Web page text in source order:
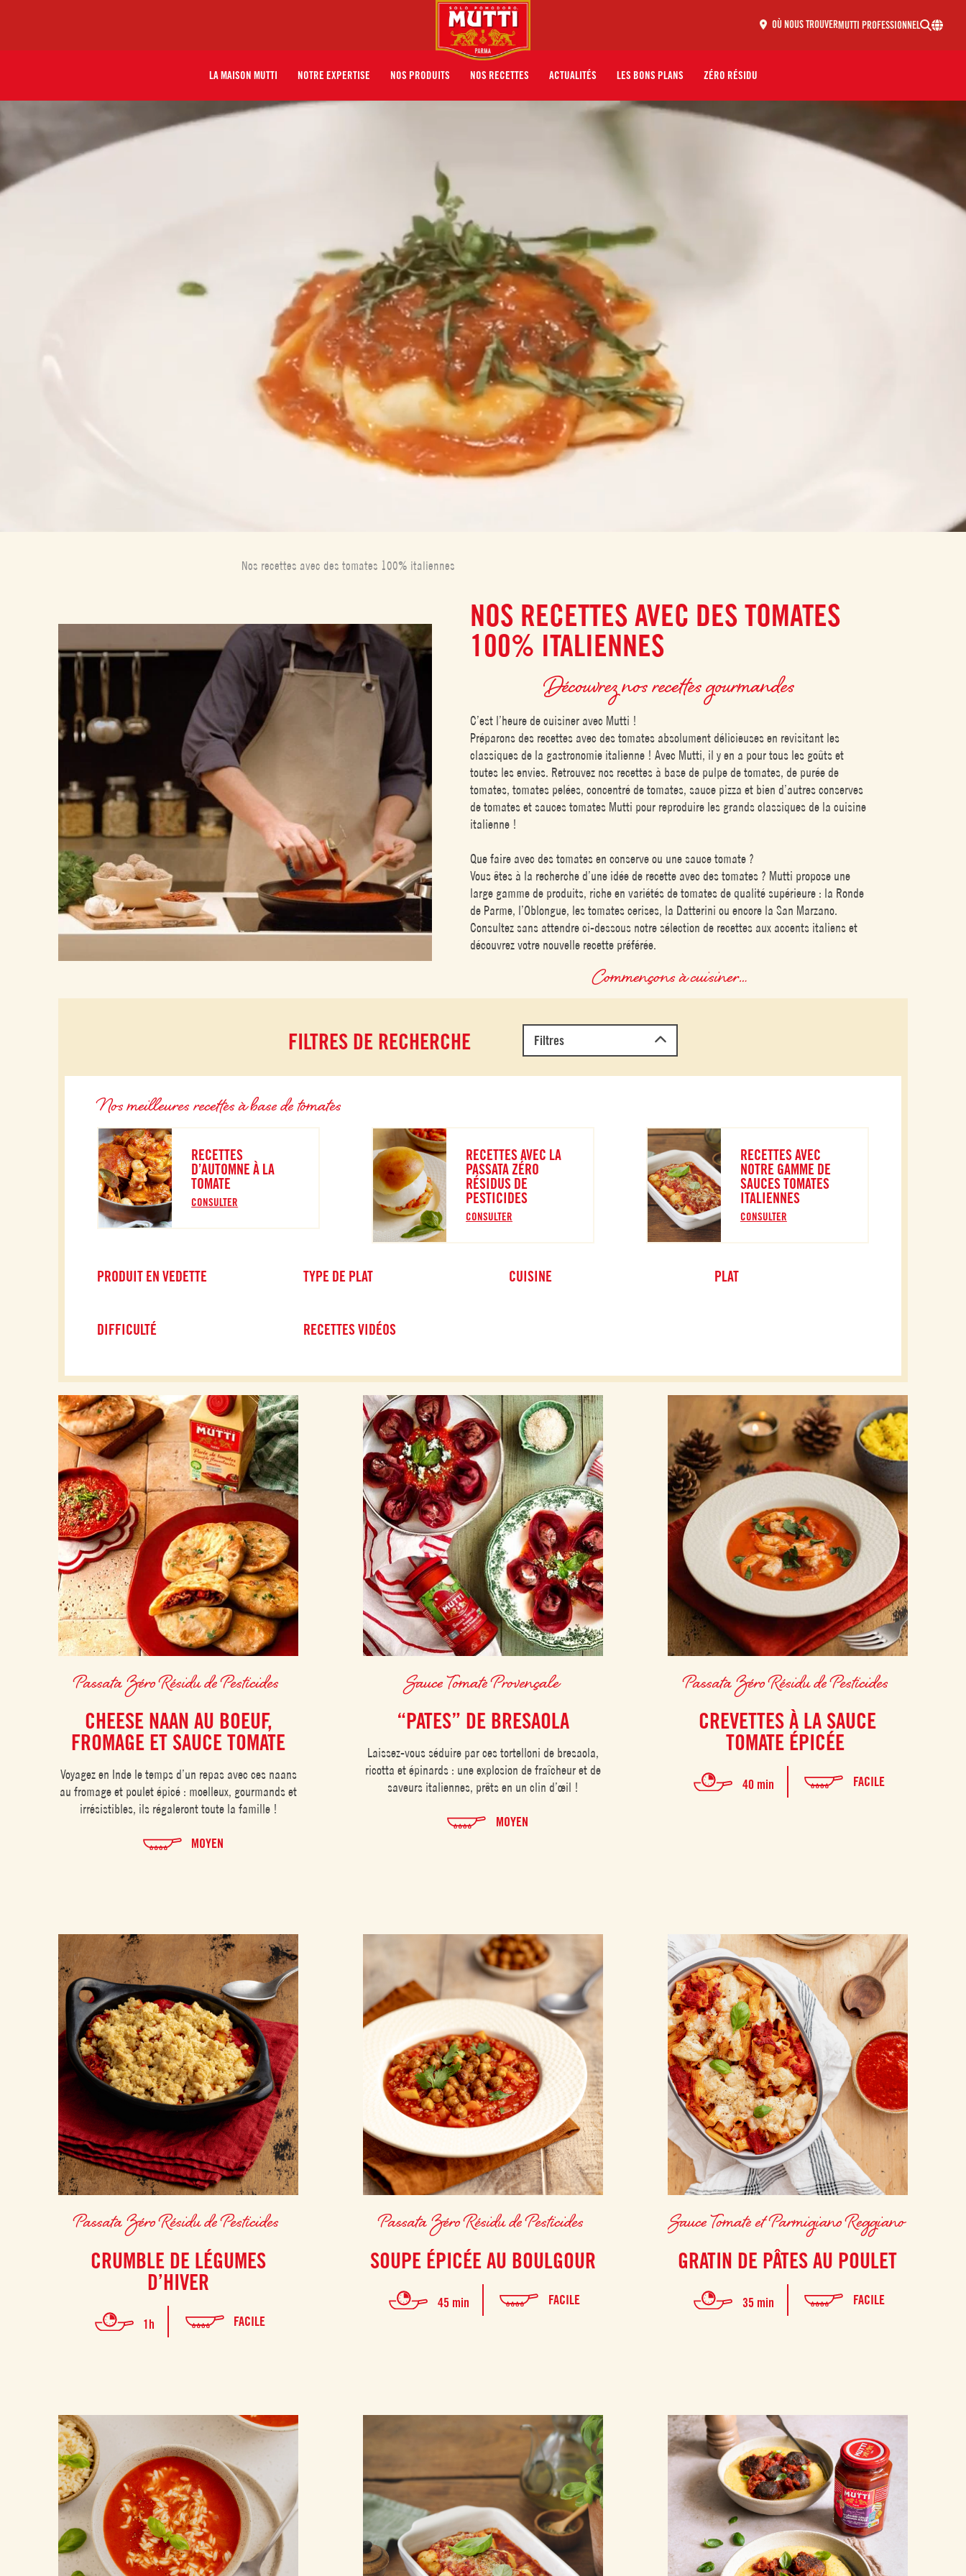
OÙ NOUS TROUVERMUTTI PROFESSIONNEL
LA MAISON MUTTI NOTRE EXPERTISE NOS PRODUITS NOS RECETTES ACTUALITÉS LES BONS PLANS ZÉRO RÉSIDU
Nos recettes avec des tomates 100% italiennes
NOS RECETTES AVEC DES TOMATES
100% ITALIENNES
Découvrez nos recettes gourmandes
C’est l’heure de cuisiner avec Mutti !
Préparons des recettes avec des tomates absolument délicieuses en revisitant les
classiques de la gastronomie italienne ! Avec Mutti, il y en a pour tous les goûts et
toutes les envies. Retrouvez nos recettes à base de pulpe de tomates, de purée de
tomates, tomates pelées, concentré de tomates, sauce pizza et bien d’autres conserves
de tomates et sauces tomates Mutti pour reproduire les grands classiques de la cuisine
italienne !
Que faire avec des tomates en conserve ou une sauce tomate ?
Vous êtes à la recherche d’une idée de recette avec des tomates ? Mutti propose une
large gamme de produits, riche en variétés de tomates de qualité supérieure : la Ronde
de Parme, l’Oblongue, les tomates cerises, la Datterini ou encore la San Marzano.
Consultez sans attendre ci-dessous notre sélection de recettes aux accents italiens et
découvrez votre nouvelle recette préférée.
Commençons à cuisiner…
FILTRES DE RECHERCHE Filtres
Nos meilleures recettes à base de tomates
RECETTES
D’AUTOMNE À LA
TOMATE
CONSULTER
RECETTES AVEC LA
PASSATA ZÉRO
RÉSIDUS DE
PESTICIDES
CONSULTER
RECETTES AVEC
NOTRE GAMME DE
SAUCES TOMATES
ITALIENNES
CONSULTER
PRODUIT EN VEDETTE TYPE DE PLAT CUISINE PLAT
DIFFICULTÉ RECETTES VIDÉOS
Passata Zéro Résidu de Pesticides
CHEESE NAAN AU BOEUF,
FROMAGE ET SAUCE TOMATE
Voyagez en Inde le temps d’un repas avec ces naans
au fromage et poulet épicé : moelleux, gourmands et
irrésistibles, ils régaleront toute la famille !
MOYEN
Sauce Tomate Provençale
“PATES” DE BRESAOLA
Laissez-vous séduire par ces tortelloni de bresaola,
ricotta et épinards : une explosion de fraîcheur et de
saveurs italiennes, prêts en un clin d’œil !
MOYEN
Passata Zéro Résidu de Pesticides
CREVETTES À LA SAUCE
TOMATE ÉPICÉE
40 min FACILE
Passata Zéro Résidu de Pesticides
CRUMBLE DE LÉGUMES
D’HIVER
1h FACILE
Passata Zéro Résidu de Pesticides
SOUPE ÉPICÉE AU BOULGOUR
45 min FACILE
Sauce Tomate et Parmigiano Reggiano
GRATIN DE PÂTES AU POULET
35 min FACILE